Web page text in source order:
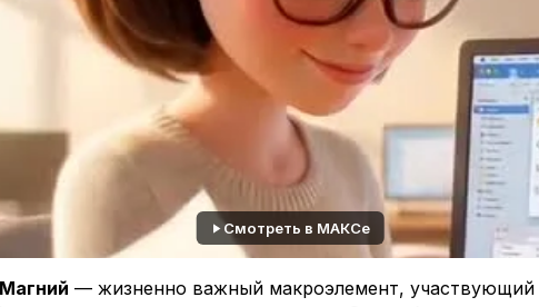
Смотреть в МАКСе
Магний — жизненно важный макроэлемент, участвующий